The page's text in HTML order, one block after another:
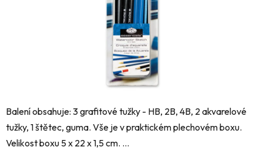
Balení obsahuje: 3 grafitové tužky - HB, 2B, 4B, 2 akvarelové
tužky, 1 štětec, guma. Vše je v praktickém plechovém boxu.
Velikost boxu 5 x 22 x 1,5 cm. ...